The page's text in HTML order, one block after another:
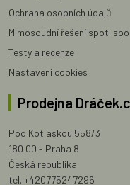
Ochrana osobních údajů
Mimosoudní řešení spot.
Testy a recenze
Nastavení cookies
Prodejna
Pod Kotlaskou 558/3
180 00 - Praha 8
Česká republika
tel. +420775247296